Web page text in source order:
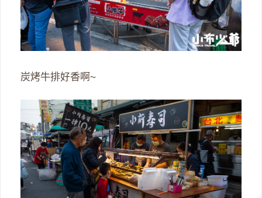
炭烤牛排好香啊~